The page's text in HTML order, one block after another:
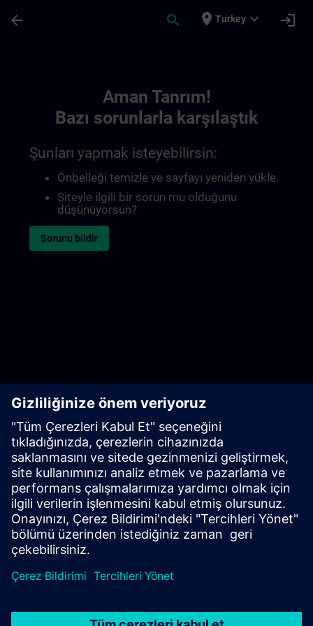
arrow_back search place Turkey expand_more login
Aman Tanrım!
Bazı sorunlarla karşılaştık
Şunları yapmak isteyebilirsin:
Önbelleği temizle ve sayfayı yeniden yükle.
Siteyle ilgili bir sorun mu olduğunu
düşünüyorsun?
Sorunu bildir